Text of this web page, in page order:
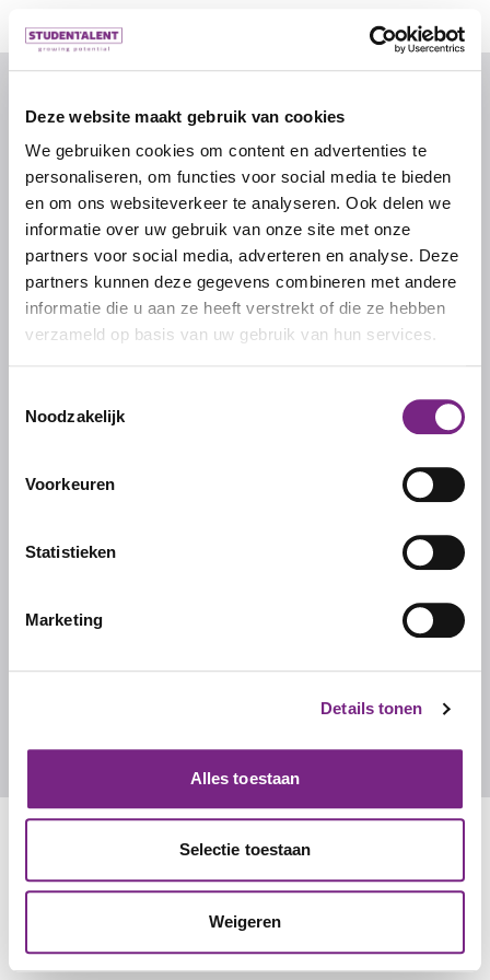
Deze website maakt gebruik van cookies
We gebruiken cookies om content en advertenties te
personaliseren, om functies voor social media te bieden
en om ons websiteverkeer te analyseren. Ook delen we
informatie over uw gebruik van onze site met onze
partners voor social media, adverteren en analyse. Deze
partners kunnen deze gegevens combineren met andere
informatie die u aan ze heeft verstrekt of die ze hebben
verzameld op basis van uw gebruik van hun services.
Noodzakelijk
Voorkeuren
Statistieken
Marketing
Details tonen
Alles toestaan
Selectie toestaan
Weigeren
© 2026 door studentalent.nl
IK ZOEK WERK
Inschrijven als uitzendkracht
IK ZOEK PERSONEEL
Inschrijven als werkgever
STUDENTALENT
010 270 7090